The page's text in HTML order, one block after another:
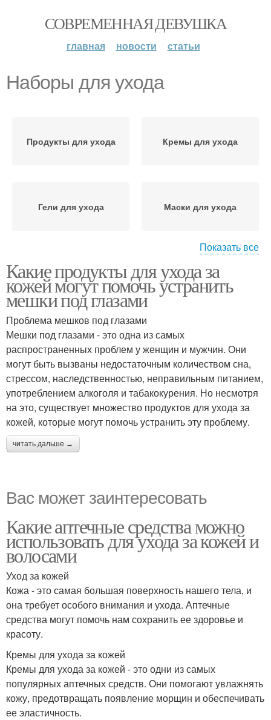
СОВРЕМЕННАЯ ДЕВУШКА
главная новости статьи
Наборы для ухода
Продукты для ухода Кремы для ухода
Гели для ухода Маски для ухода
Продукт для ухода
Показать все
Какие продукты для ухода за
кожей могут помочь устранить
мешки под глазами
Проблема мешков под глазами
Мешки под глазами - это одна из самых
распространенных проблем у женщин и мужчин. Они
могут быть вызваны недостаточным количеством сна,
стрессом, наследственностью, неправильным питанием,
употреблением алкоголя и табакокурения. Но несмотря
на это, существует множество продуктов для ухода за
кожей, которые могут помочь устранить эту проблему.
читать дальше →
Вас может заинтересовать
Какие аптечные средства можно
использовать для ухода за кожей и
волосами
Уход за кожей
Кожа - это самая большая поверхность нашего тела, и
она требует особого внимания и ухода. Аптечные
средства могут помочь нам сохранить ее здоровье и
красоту.
Кремы для ухода за кожей
Кремы для ухода за кожей - это одни из самых
популярных аптечных средств. Они помогают увлажнять
кожу, предотвращать появление морщин и обеспечивать
ее эластичность.